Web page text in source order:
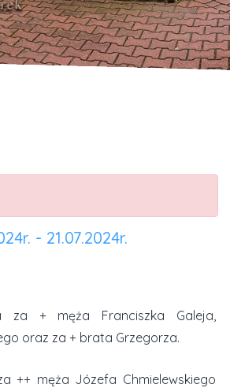
- 21.07.2024r.
za + męża Franciszka Galeja,
oraz za + brata Grzegorza.
++ męża Józefa Chmielewskiego